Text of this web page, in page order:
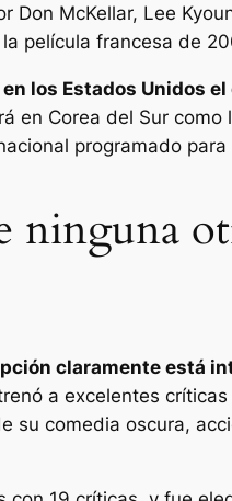
Don McKellar, Lee
película francesa de
los Estados Unidos el
en Corea del Sur como
programado
ninguna
claramente está
a excelentes
su comedia oscura,